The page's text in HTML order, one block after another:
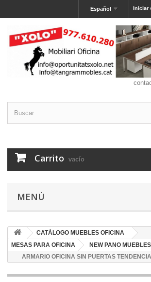
Iniciar
Español
Carrito vacío
MENÚ
CATÁLOGO MUEBLES OFICINA
MESAS PARA OFICINA
NEW PANO
ARMARIO OFICINA SIN PUERTAS TENDENCIA